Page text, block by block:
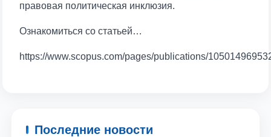
правовая политическая инклюзия.
Ознакомиться со статьей…
https://www.scopus.com/pages/publications/
Последние новости